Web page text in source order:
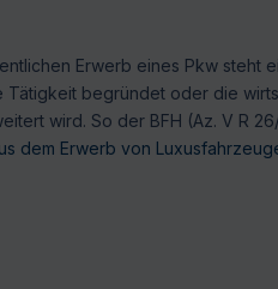
Erwerb eines Pkw steht
Tätigkeit begründet oder die
wird. So der BFH (Az. V R
dem Erwerb von